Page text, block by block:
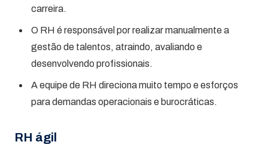
carreira.
O RH é responsável por realizar manualmente a
gestão de talentos, atraindo, avaliando e
desenvolvendo profissionais.
A equipe de RH direciona muito tempo e esforços
para demandas operacionais e burocráticas.
RH ágil